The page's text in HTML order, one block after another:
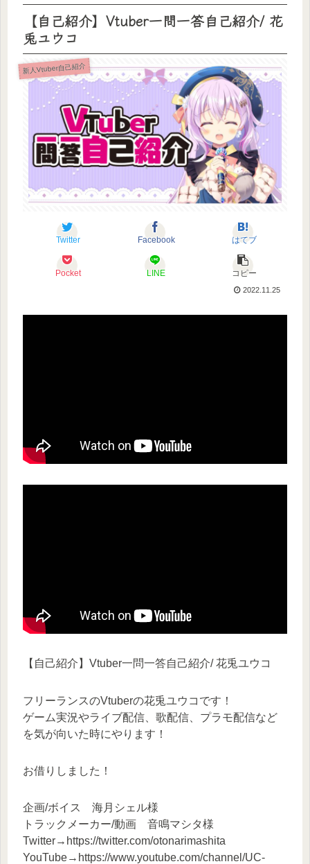
【自己紹介】Vtuber一問一答自己紹介/ 花
兎ユウコ
新人Vtuber自己紹介
Twitter Facebook はてブ
Pocket LINE コピー
2022.11.25
【自己紹介】Vtuber一問一答自己紹介/ 花兎ユウコ
フリーランスのVtuberの花兎ユウコです！
ゲーム実況やライブ配信、歌配信、プラモ配信など
を気が向いた時にやります！
お借りしました！
企画/ボイス 海月シェル様
トラックメーカー/動画 音鳴マシタ様
Twitter→https://twitter.com/otonarimashita
YouTube→https://www.youtube.com/channel/UC-